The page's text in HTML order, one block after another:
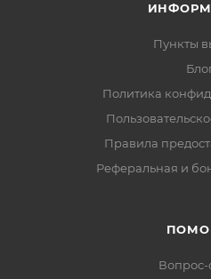
Пункты
Политика
Правила
Реферальная и
Вопрос-